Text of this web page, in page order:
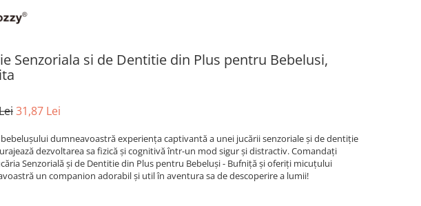
Senzoriala si de Dentitie din Plus pentru Bebelusi,
31,87 Lei
dumneavoastră experiența captivantă a unei jucării senzoriale și de dentiție
dezvoltarea sa fizică și cognitivă într-un mod sigur și distractiv. Comandați
Senzorială și de Dentitie din Plus pentru Bebeluși - Bufniță și oferiți micuțului
un companion adorabil și util în aventura sa de descoperire a lumii!